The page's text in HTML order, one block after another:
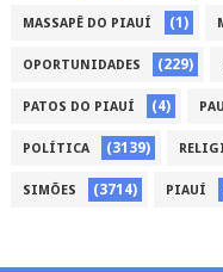
MASSAPÊ DO PIAUÍ (1)
OPORTUNIDADES (229)
PATOS DO PIAUÍ (4)
POLÍTICA (3139)
SIMÕES (3714) PIAUÍ